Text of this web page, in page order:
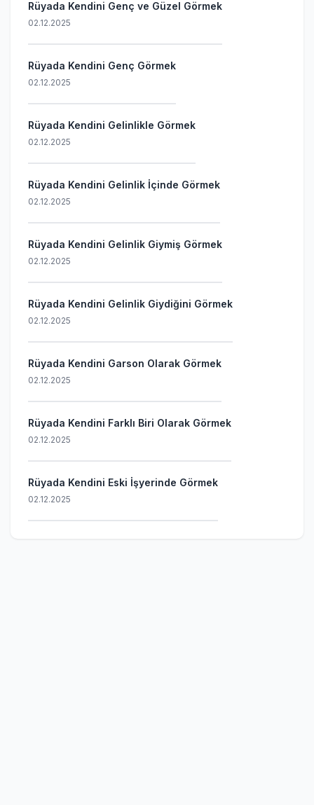
Rüyada Kendini Genç ve Güzel Görmek
02.12.2025
Rüyada Kendini Genç Görmek
02.12.2025
Rüyada Kendini Gelinlikle Görmek
02.12.2025
Rüyada Kendini Gelinlik İçinde Görmek
02.12.2025
Rüyada Kendini Gelinlik Giymiş Görmek
02.12.2025
Rüyada Kendini Gelinlik Giydiğini Görmek
02.12.2025
Rüyada Kendini Garson Olarak Görmek
02.12.2025
Rüyada Kendini Farklı Biri Olarak Görmek
02.12.2025
Rüyada Kendini Eski İşyerinde Görmek
02.12.2025